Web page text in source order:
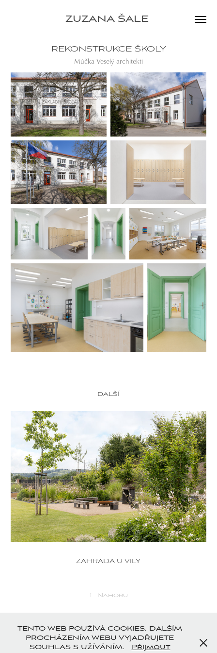
ZUZANA ŠALE
REKONSTRUKCE ŠKOLY
Múčka Veselý architekti
další
ZAHRADA U VILY
↑ Nahoru
TENTO WEB POUŽÍVÁ COOKIES. DALŠÍM
PROCHÁZENÍM WEBU VYJADŘUJETE
SOUHLAS S UŽÍVÁNÍM.
Přijmout